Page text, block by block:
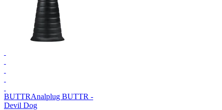
BUTTRAnalplug BUTTR -
Devil Dog